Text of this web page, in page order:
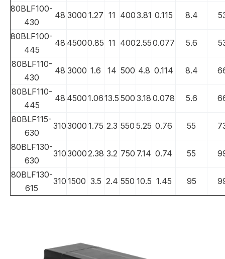
80BLF100-
430
48 3000 1.27 11 4003.81 0.115 8.4
80BLF100-
445
48 45000.85 11 4002.550.077 5.6
80BLF110-
430
48 3000 1.6 14 500 4.8 0.114 8.4
80BLF110-
445
48 45001.0613.5 500 3.18 0.078 5.6
80BLF115-
630
3103000 1.75 2.3 550 5.25 0.76 55
80BLF130-
630
31030002.38 3.2 750 7.14 0.74 55
80BLF130-
615
310 1500 3.5 2.4 550 10.5 1.45 95